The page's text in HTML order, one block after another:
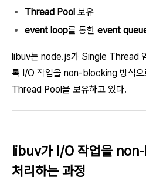
Thread Pool 보유
event loop를 통한 event
libuv는 node.js가 Single Thread
록 I/O 작업을 non-blocking 방식으
Thread Pool을 보유하고 있다.
libuv가 I/O 작업을
처리하는 과정